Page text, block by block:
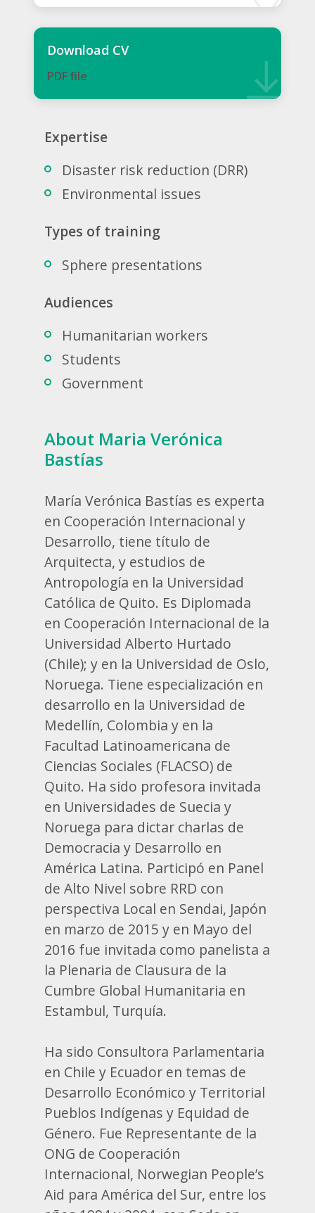
Download CV
PDF ﬁle
Expertise
Disaster risk reduction (DRR)
Environmental issues
Types of training
Sphere presentations
Audiences
Humanitarian workers
Students
Government
About Maria Verónica
Bastías
María Verónica Bastías es experta
en Cooperación Internacional y
Desarrollo, tiene título de
Arquitecta, y estudios de
Antropología en la Universidad
Católica de Quito. Es Diplomada
en Cooperación Internacional de la
Universidad Alberto Hurtado
(Chile); y en la Universidad de Oslo,
Noruega. Tiene especialización en
desarrollo en la Universidad de
Medellín, Colombia y en la
Facultad Latinoamericana de
Ciencias Sociales (FLACSO) de
Quito. Ha sido profesora invitada
en Universidades de Suecia y
Noruega para dictar charlas de
Democracia y Desarrollo en
América Latina. Participó en Panel
de Alto Nivel sobre RRD con
perspectiva Local en Sendai, Japón
en marzo de 2015 y en Mayo del
2016 fue invitada como panelista a
la Plenaria de Clausura de la
Cumbre Global Humanitaria en
Estambul, Turquía.
Ha sido Consultora Parlamentaria
en Chile y Ecuador en temas de
Desarrollo Económico y Territorial
Pueblos Indígenas y Equidad de
Género. Fue Representante de la
ONG de Cooperación
Internacional, Norwegian People’s
Aid para América del Sur, entre los